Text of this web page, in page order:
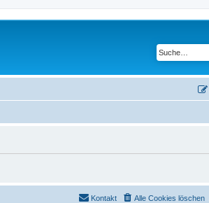
Alle Cookies löschen
Kontakt